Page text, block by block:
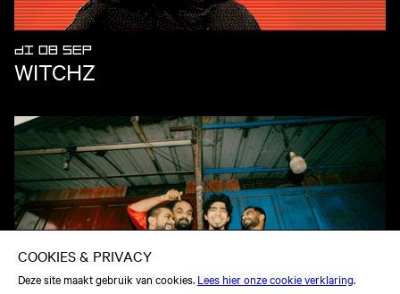
DI 08 SEP
WITCHZ